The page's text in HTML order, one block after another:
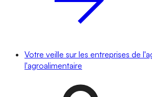
Votre veille sur les entreprises de
l'agroalimentaire